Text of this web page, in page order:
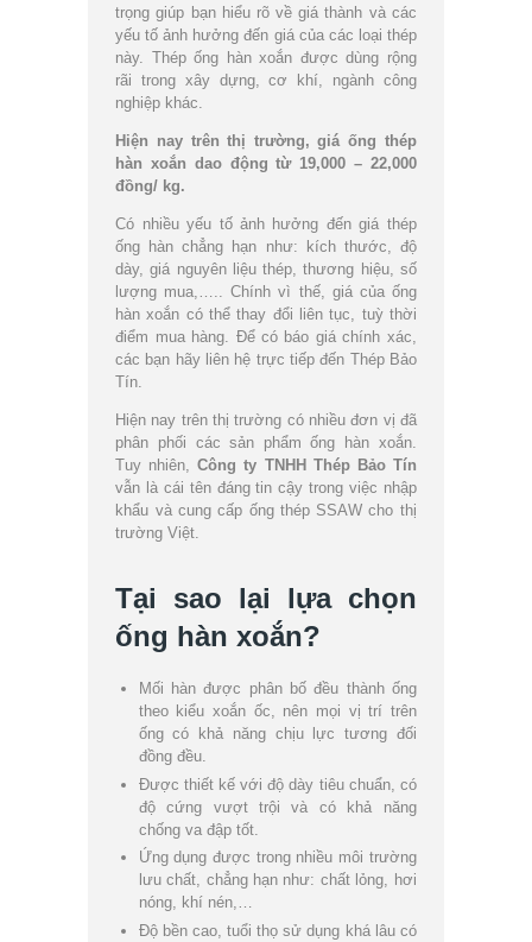
trọng giúp bạn hiểu rõ về giá thành và các
yếu tố ảnh hưởng đến giá của các loại thép
này. Thép ống hàn xoắn được dùng rộng
rãi trong xây dựng, cơ khí, ngành công
nghiệp khác.
Hiện nay trên thị trường, giá ống thép
hàn xoắn dao động từ 19,000 – 22,000
đồng/ kg.
Có nhiều yếu tố ảnh hưởng đến giá thép
ống hàn chẳng hạn như: kích thước, độ
dày, giá nguyên liệu thép, thương hiệu, số
lượng mua,….. Chính vì thế, giá của ống
hàn xoắn có thể thay đổi liên tục, tuỳ thời
điểm mua hàng. Để có báo giá chính xác,
các bạn hãy liên hệ trực tiếp đến Thép Bảo
Tín.
Hiện nay trên thị trường có nhiều đơn vị đã
phân phối các sản phẩm ống hàn xoắn.
Tuy nhiên,Công ty TNHH Thép Bảo Tín
vẫn là cái tên đáng tin cậy trong việc nhập
khẩu và cung cấp ống thép SSAW cho thị
trường Việt.
Tại sao lại lựa chọn
ống hàn xoắn?
Mối hàn được phân bố đều thành ống
theo kiểu xoắn ốc, nên mọi vị trí trên
ống có khả năng chịu lực tương đối
đồng đều.
Được thiết kế với độ dày tiêu chuẩn, có
độ cứng vượt trội và có khả năng
chống va đập tốt.
Ứng dụng được trong nhiều môi trường
lưu chất, chẳng hạn như: chất lỏng, hơi
nóng, khí nén,…
Độ bền cao, tuổi thọ sử dụng khá lâu có